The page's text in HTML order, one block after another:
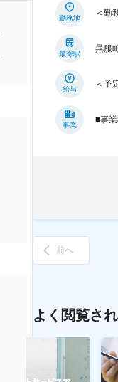
勤務地
＜勤
最寄駅
呉服
給与
＜予
事業
■事
前へ
よく閲覧さ